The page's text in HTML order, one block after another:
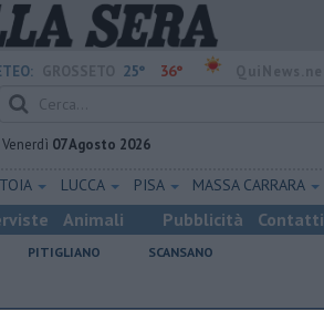
25° 36°
Venerdì 07 Agosto 2026
LUCCA PISA MASSA CARRARA
Animali Pubblicità Contatti
PITIGLIANO
SCANSANO